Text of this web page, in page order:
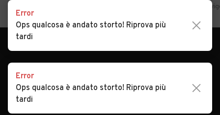
Auto usate in vendita
Error
Ops qualcosa è andato storto! Riprova più
tardi
Error
Ops qualcosa è andato storto! Riprova più
tardi